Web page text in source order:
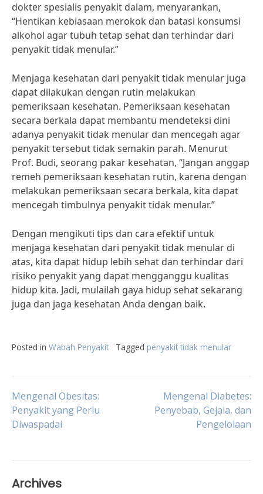
dokter spesialis penyakit dalam, menyarankan,
“Hentikan kebiasaan merokok dan batasi konsumsi
alkohol agar tubuh tetap sehat dan terhindar dari
penyakit tidak menular.”
Menjaga kesehatan dari penyakit tidak menular juga
dapat dilakukan dengan rutin melakukan
pemeriksaan kesehatan. Pemeriksaan kesehatan
secara berkala dapat membantu mendeteksi dini
adanya penyakit tidak menular dan mencegah agar
penyakit tersebut tidak semakin parah. Menurut
Prof. Budi, seorang pakar kesehatan, “Jangan anggap
remeh pemeriksaan kesehatan rutin, karena dengan
melakukan pemeriksaan secara berkala, kita dapat
mencegah timbulnya penyakit tidak menular.”
Dengan mengikuti tips dan cara efektif untuk
menjaga kesehatan dari penyakit tidak menular di
atas, kita dapat hidup lebih sehat dan terhindar dari
risiko penyakit yang dapat mengganggu kualitas
hidup kita. Jadi, mulailah gaya hidup sehat sekarang
juga dan jaga kesehatan Anda dengan baik.
Posted in Wabah Penyakit Tagged penyakit tidak menular
Post
navigation
Mengenal Obesitas:
Penyakit yang Perlu
Diwaspadai
Mengenal Diabetes:
Penyebab, Gejala, dan
Pengelolaan
Archives